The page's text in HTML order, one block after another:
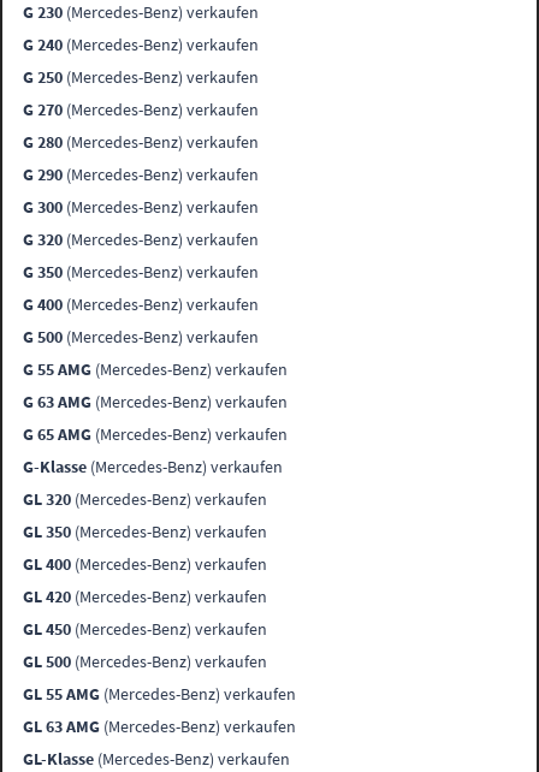
G 230 (Mercedes-Benz) verkaufen
G 240 (Mercedes-Benz) verkaufen
G 250 (Mercedes-Benz) verkaufen
G 270 (Mercedes-Benz) verkaufen
G 280 (Mercedes-Benz) verkaufen
G 290 (Mercedes-Benz) verkaufen
G 300 (Mercedes-Benz) verkaufen
G 320 (Mercedes-Benz) verkaufen
G 350 (Mercedes-Benz) verkaufen
G 400 (Mercedes-Benz) verkaufen
G 500 (Mercedes-Benz) verkaufen
G 55 AMG (Mercedes-Benz) verkaufen
G 63 AMG (Mercedes-Benz) verkaufen
G 65 AMG (Mercedes-Benz) verkaufen
G-Klasse (Mercedes-Benz) verkaufen
GL 320 (Mercedes-Benz) verkaufen
GL 350 (Mercedes-Benz) verkaufen
GL 400 (Mercedes-Benz) verkaufen
GL 420 (Mercedes-Benz) verkaufen
GL 450 (Mercedes-Benz) verkaufen
GL 500 (Mercedes-Benz) verkaufen
GL 55 AMG (Mercedes-Benz) verkaufen
GL 63 AMG (Mercedes-Benz) verkaufen
GL-Klasse (Mercedes-Benz) verkaufen